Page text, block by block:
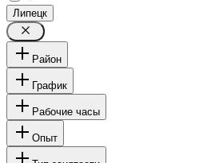
Липецк
Район
График
Рабочие часы
Опыт